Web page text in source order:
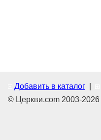
Добавить в каталог
© Церкви.com 2003-2026